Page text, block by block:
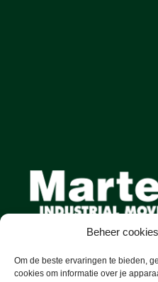
Beheer
Om de beste ervaringen te bieden,
cookies om informatie over je